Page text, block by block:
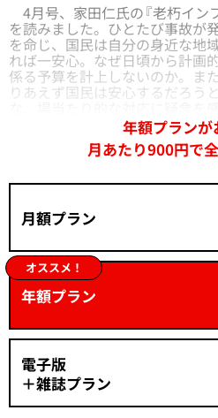
4月号、家田仁氏の『老朽イン
を読みました。ひとたび事故が
を命じ、国民は自分の身近な地
れば一安心。なぜ日頃から計画
係る予算を計上しないのか。ま
りあえず国民は安心するだろう
年額プランが
月あたり900円で
月額プラン
オススメ！
年額プラン
電子版
＋雑誌プラン